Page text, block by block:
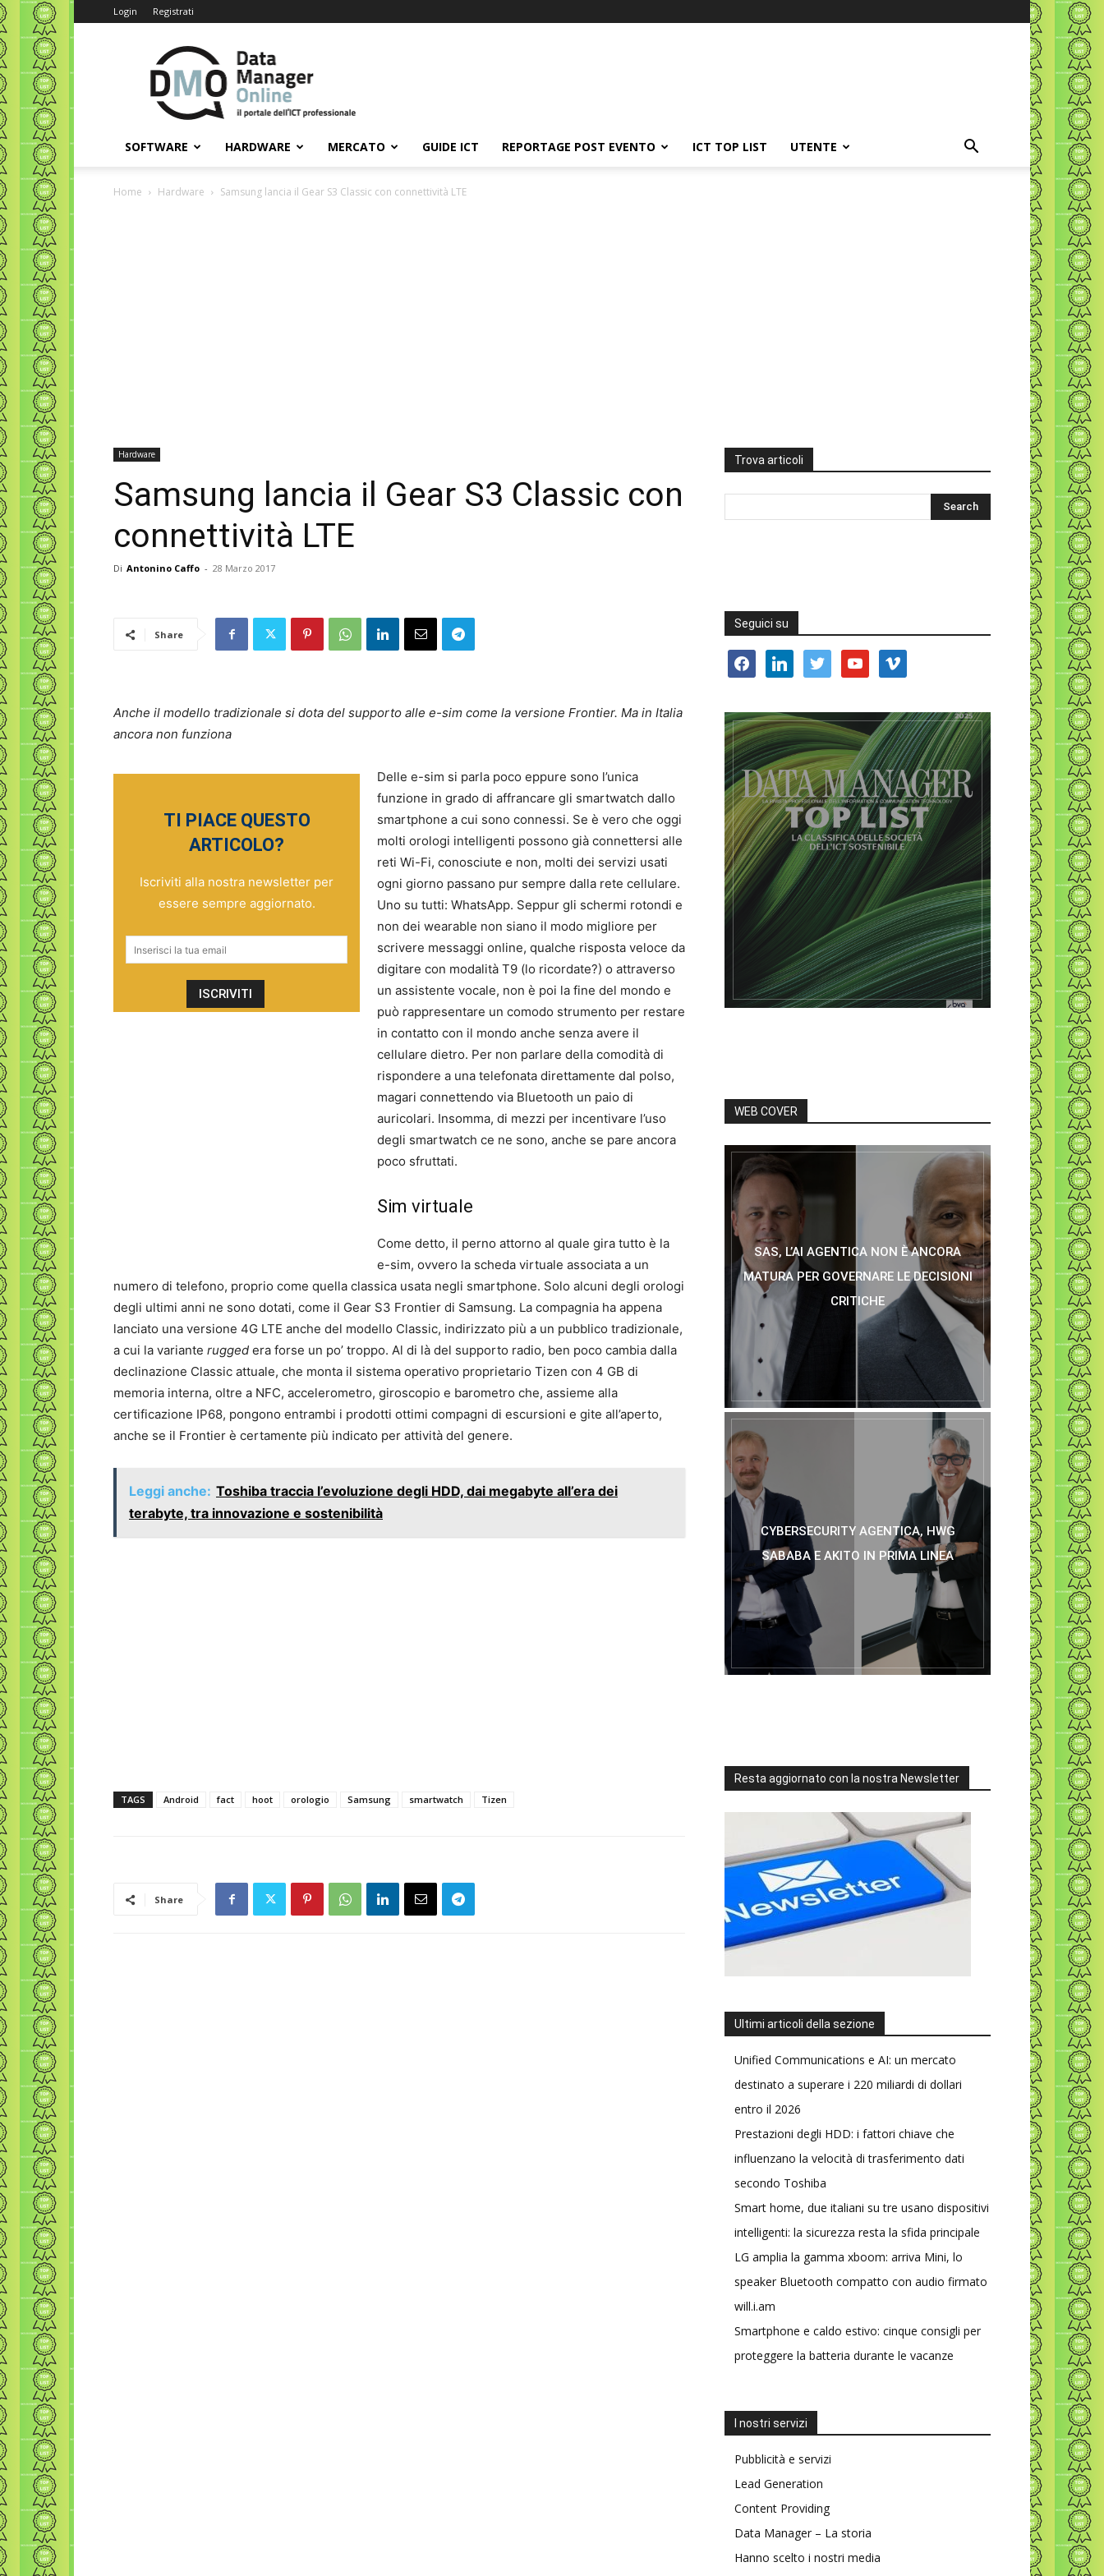
Login Registrati
Data
Manager
Online
SOFTWARE HARDWARE MERCATO GUIDE ICT REPORTAGE POST EVENTO ICT TOP LIST UTENTE
Home Hardware Samsung lancia il Gear S3 Classic con connettività LTE
Hardware
Samsung lancia il Gear S3 Classic con
connettività LTE
Di Antonino Caffo - 28 Marzo 2017
Share
Anche il modello tradizionale si dota del supporto alle e-sim come la versione Frontier. Ma in Italia
ancora non funziona
TI PIACE QUESTO
ARTICOLO?
Iscriviti alla nostra newsletter per
essere sempre aggiornato.
Delle e-sim si parla poco eppure sono l’unica
funzione in grado di affrancare gli smartwatch dallo
smartphone a cui sono connessi. Se è vero che oggi
molti orologi intelligenti possono già connettersi alle
reti Wi-Fi, conosciute e non, molti dei servizi usati
ogni giorno passano pur sempre dalla rete cellulare.
Uno su tutti: WhatsApp. Seppur gli schermi rotondi e
non dei wearable non siano il modo migliore per
scrivere messaggi online, qualche risposta veloce da
digitare con modalità T9 (lo ricordate?) o attraverso
un assistente vocale, non è poi la fine del mondo e
può rappresentare un comodo strumento per restare
in contatto con il mondo anche senza avere il
cellulare dietro. Per non parlare della comodità di
rispondere a una telefonata direttamente dal polso,
magari connettendo via Bluetooth un paio di
auricolari. Insomma, di mezzi per incentivare l’uso
degli smartwatch ce ne sono, anche se pare ancora
poco sfruttati.
Sim virtuale
Come detto, il perno attorno al quale gira tutto è la
e-sim, ovvero la scheda virtuale associata a un
numero di telefono, proprio come quella classica usata negli smartphone. Solo alcuni degli orologi
degli ultimi anni ne sono dotati, come il Gear S3 Frontier di Samsung. La compagnia ha appena
lanciato una versione 4G LTE anche del modello Classic, indirizzato più a un pubblico tradizionale,
a cui la variante rugged era forse un po’ troppo. Al di là del supporto radio, ben poco cambia dalla
declinazione Classic attuale, che monta il sistema operativo proprietario Tizen con 4 GB di
memoria interna, oltre a NFC, accelerometro, giroscopio e barometro che, assieme alla
certificazione IP68, pongono entrambi i prodotti ottimi compagni di escursioni e gite all’aperto,
anche se il Frontier è certamente più indicato per attività del genere.
Leggi anche: Toshiba traccia l’evoluzione degli HDD, dai megabyte all’era dei
terabyte, tra innovazione e sostenibilità
TAGS Android fact hoot orologio Samsung smartwatch Tizen
Share
Trova articoli
Seguici su
facebooklinkedin twitter youtube vimeo
WEB COVER
SAS, L’AI AGENTICA NON È ANCORA
MATURA PER GOVERNARE LE DECISIONI
CRITICHE
CYBERSECURITY AGENTICA, HWG
SABABA E AKITO IN PRIMA LINEA
Resta aggiornato con la nostra Newsletter
Ultimi articoli della sezione
Unified Communications e AI: un mercato
destinato a superare i 220 miliardi di dollari
entro il 2026
Prestazioni degli HDD: i fattori chiave che
influenzano la velocità di trasferimento dati
secondo Toshiba
Smart home, due italiani su tre usano dispositivi
intelligenti: la sicurezza resta la sfida principale
LG amplia la gamma xboom: arriva Mini, lo
speaker Bluetooth compatto con audio firmato
will.i.am
Smartphone e caldo estivo: cinque consigli per
proteggere la batteria durante le vacanze
I nostri servizi
Pubblicità e servizi
Lead Generation
Content Providing
Data Manager – La storia
Hanno scelto i nostri media